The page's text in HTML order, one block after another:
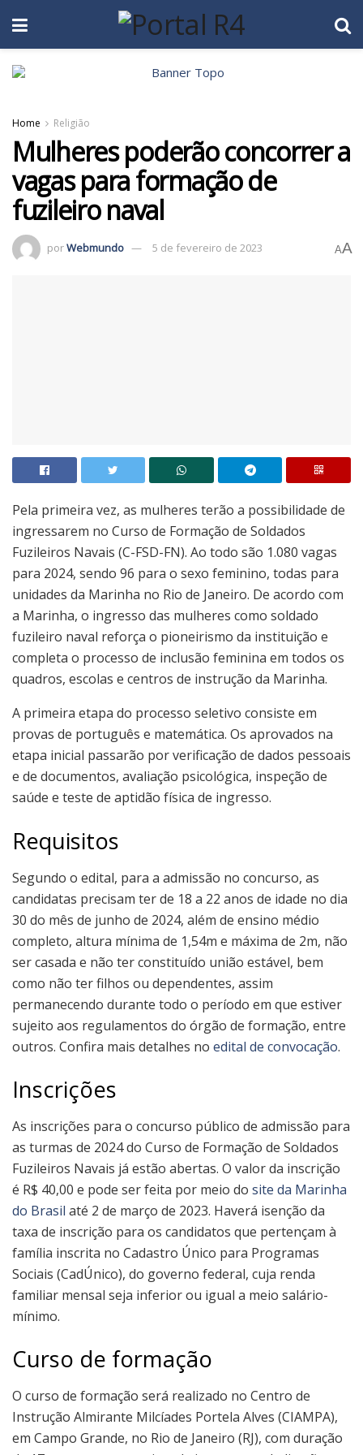
Home Religião
Mulheres poderão concorrer a
vagas para formação de
fuzileiro naval
porWebmundo 5 de fevereiro de 2023 AA
Pela primeira vez, as mulheres terão a possibilidade de
ingressarem no Curso de Formação de Soldados
Fuzileiros Navais (C-FSD-FN). Ao todo são 1.080 vagas
para 2024, sendo 96 para o sexo feminino, todas para
unidades da Marinha no Rio de Janeiro. De acordo com
a Marinha, o ingresso das mulheres como soldado
fuzileiro naval reforça o pioneirismo da instituição e
completa o processo de inclusão feminina em todos os
quadros, escolas e centros de instrução da Marinha.
A primeira etapa do processo seletivo consiste em
provas de português e matemática. Os aprovados na
etapa inicial passarão por verificação de dados pessoais
e de documentos, avaliação psicológica, inspeção de
saúde e teste de aptidão física de ingresso.
Requisitos
Segundo o edital, para a admissão no concurso, as
candidatas precisam ter de 18 a 22 anos de idade no dia
30 do mês de junho de 2024, além de ensino médio
completo, altura mínima de 1,54m e máxima de 2m, não
ser casada e não ter constituído união estável, bem
como não ter filhos ou dependentes, assim
permanecendo durante todo o período em que estiver
sujeito aos regulamentos do órgão de formação, entre
outros. Confira mais detalhes no edital de convocação.
Inscrições
As inscrições para o concurso público de admissão para
as turmas de 2024 do Curso de Formação de Soldados
Fuzileiros Navais já estão abertas. O valor da inscrição
é R$ 40,00 e pode ser feita por meio do site da Marinha
do Brasil até 2 de março de 2023. Haverá isenção da
taxa de inscrição para os candidatos que pertençam à
família inscrita no Cadastro Único para Programas
Sociais (CadÚnico), do governo federal, cuja renda
familiar mensal seja inferior ou igual a meio salário-
mínimo.
Curso de formação
O curso de formação será realizado no Centro de
Instrução Almirante Milcíades Portela Alves (CIAMPA),
em Campo Grande, no Rio de Janeiro (RJ), com duração